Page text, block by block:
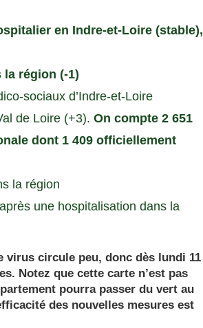
en Indre-et-Loire (stable),
la région (-1)
sociaux d’Indre-et-Loire
de Loire (+3). On compte 2 651
dont 1 409 officiellement
la région
une hospitalisation dans la
virus circule peu, donc dès lundi 11
Notez que cette carte n’est pas
pourra passer du vert au
des nouvelles mesures est